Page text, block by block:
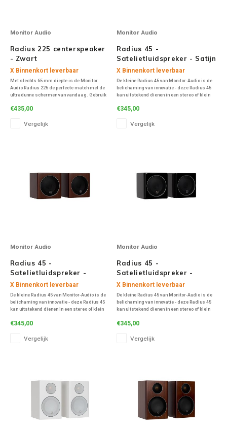
Monitor Audio
Radius 225 centerspeaker
- Zwart
X Binnenkort leverbaar
Met slechts 65 mm diepte is de Monitor
Audio Radius 225 de perfecte match met de
ultradunne schermen van vandaag. Gebruik
hoofdluidspreker: het akoestische ontwerp
aan de schacht va
€435,00
Vergelijk
Monitor Audio
Radius 45 -
Satelietluidspreker - Satijn
Wit (Per Paar)
X Binnenkort leverbaar
De kleine Radius 45 van Monitor-Audio is de
belichaming van innovatie - deze Radius 45
kan uitstekend dienen in een stereo of klein
€345,00
Vergelijk
Monitor Audio
Radius 45 -
Satelietluidspreker -
Walnoot (Per Paar)
X Binnenkort leverbaar
De kleine Radius 45 van Monitor-Audio is de
belichaming van innovatie - deze Radius 45
kan uitstekend dienen in een stereo of klein
€345,00
Vergelijk
Monitor Audio
Radius 45 -
Satelietluidspreker -
Zwart (Per Paar)
X Binnenkort leverbaar
De kleine Radius 45 van Monitor-Audio is de
belichaming van innovatie - deze Radius 45
kan uitstekend dienen in een stereo of klein
€345,00
Vergelijk